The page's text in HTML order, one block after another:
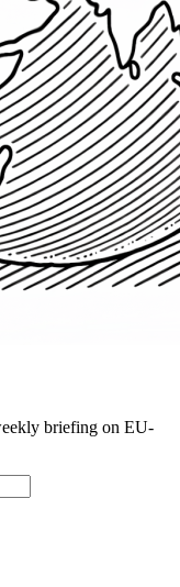
briefing on EU-